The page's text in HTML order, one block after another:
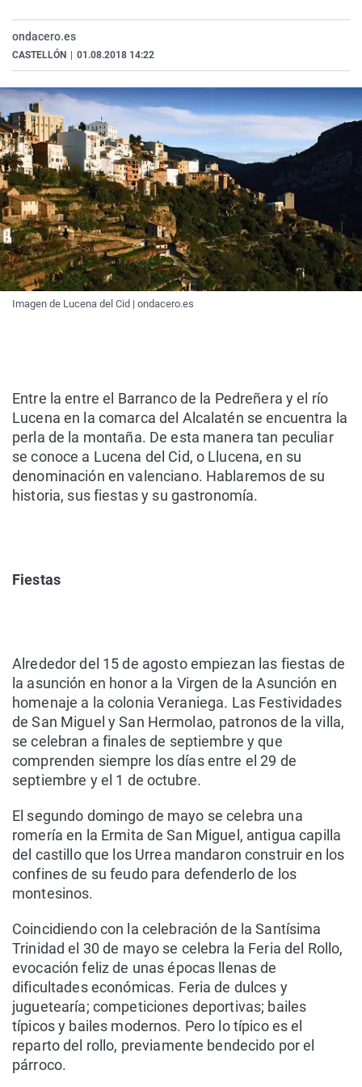
Como el perro y el
Equipo de
Operación Viuda
La Rioja
Navarra
Elecciones
ondacero.es
CASTELLÓN 01.08.2018 14:22
Imagen de Lucena del Cid | ondacero.es
Entre la entre el Barranco de la Pedreñera y el río
Lucena en la comarca del Alcalatén se encuentra la
perla de la montaña. De esta manera tan peculiar
se conoce a Lucena del Cid, o Llucena, en su
denominación en valenciano. Hablaremos de su
historia, sus fiestas y su gastronomía.
Fiestas
Alrededor del 15 de agostoempiezan las fiestas de
la asunción en honor a la Virgen de la Asunción en
homenaje a la colonia Veraniega. Las Festividades
de San Miguel y San Hermolao, patronos de la villa,
se celebran a finales de septiembre y que
comprenden siempre los días entre el 29 de
septiembre y el 1 de octubre.
El segundo domingo de mayo se celebra una
romería en la Ermita de San Miguel, antigua capilla
del castillo que los Urrea mandaron construir en los
confines de su feudo para defenderlo de los
montesinos.
Coincidiendo con la celebración de la Santísima
Trinidad el 30 de mayo se celebra la Feria del Rollo,
evocación feliz de unas épocas llenas de
dificultades económicas. Feria de dulces y
juguetearía; competiciones deportivas; bailes
típicos y bailes modernos. Pero lo típico es el
reparto del rollo, previamente bendecido por el
párroco.